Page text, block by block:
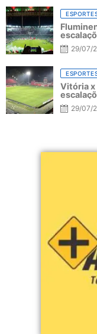
29/07/
Vitória x
29/07/